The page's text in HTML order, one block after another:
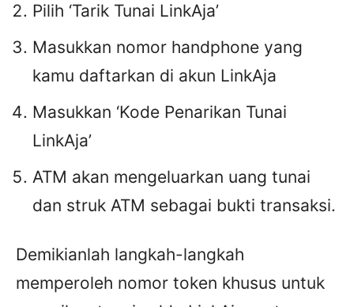
Pilih ‘Tarik Tunai LinkAja’
Masukkan nomor handphone yang
kamu daftarkan di akun LinkAja
Masukkan ‘Kode Penarikan Tunai
LinkAja’
ATM akan mengeluarkan uang tunai
dan struk ATM sebagai bukti transaksi.
Demikianlah langkah-langkah
memperoleh nomor token khusus untuk